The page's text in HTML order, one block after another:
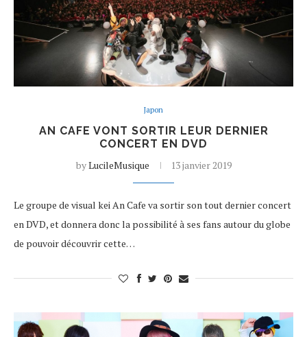
Japon
AN CAFE VONT SORTIR LEUR DERNIER
CONCERT EN DVD
byLucileMusique 13 janvier 2019
Le groupe de visual kei An Cafe va sortir son tout dernier concert
en DVD, et donnera donc la possibilité à ses fans autour du globe
de pouvoir découvrir cette…